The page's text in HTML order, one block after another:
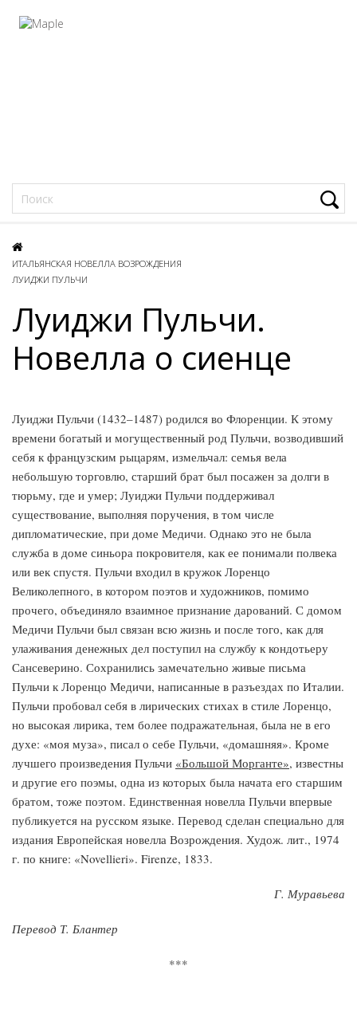
ИТАЛЬЯНСКАЯ НОВЕЛЛА ВОЗРОЖДЕНИЯ
ЛУИДЖИ ПУЛЬЧИ
Луиджи Пульчи.
Новелла о сиенце
Луиджи Пульчи (1432–1487) родился во Флоренции. К этому
времени богатый и могущественный род Пульчи, возводивший
себя к французским рыцарям, измельчал: семья вела
небольшую торговлю, старший брат был посажен за долги в
тюрьму, где и умер; Луиджи Пульчи поддерживал
существование, выполняя поручения, в том числе
дипломатические, при доме Медичи. Однако это не была
служба в доме синьора покровителя, как ее понимали полвека
или век спустя. Пульчи входил в кружок Лоренцо
Великолепного, в котором поэтов и художников, помимо
прочего, объединяло взаимное признание дарований. С домом
Медичи Пульчи был связан всю жизнь и после того, как для
улаживания денежных дел поступил на службу к кондотьеру
Сансеверино. Сохранились замечательно живые письма
Пульчи к Лоренцо Медичи, написанные в разъездах по Италии.
Пульчи пробовал себя в лирических стихах в стиле Лоренцо,
но высокая лирика, тем более подражательная, была не в его
духе: «моя муза», писал о себе Пульчи, «домашняя». Кроме
лучшего произведения Пульчи «Большой Морганте», известны
и другие его поэмы, одна из которых была начата его старшим
братом, тоже поэтом. Единственная новелла Пульчи впервые
публикуется на русском языке. Перевод сделан специально для
издания Европейская новелла Возрождения. Худож. лит., 1974
г. по книге: «Novellieri». Firenze, 1833.
Г. Муравьева
Перевод Т. Блантер
***